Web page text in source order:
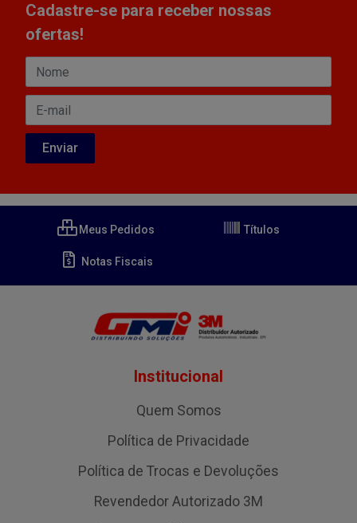
Cadastre-se para receber nossas
ofertas!
Meus Pedidos Títulos
Notas Fiscais
Institucional
Quem Somos
Política de Privacidade
Política de Trocas e Devoluções
Revendedor Autorizado 3M